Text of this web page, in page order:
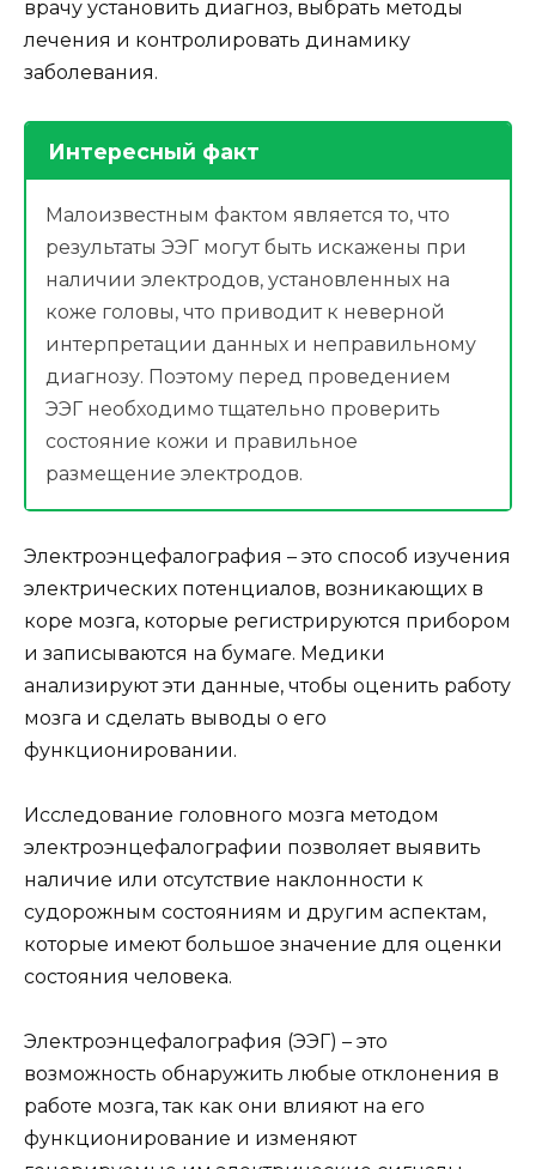
врачу установить диагноз, выбрать методы
лечения и контролировать динамику
заболевания.
Интересный факт
Малоизвестным фактом является то, что
результаты ЭЭГ могут быть искажены при
наличии электродов, установленных на
коже головы, что приводит к неверной
интерпретации данных и неправильному
диагнозу. Поэтому перед проведением
ЭЭГ необходимо тщательно проверить
состояние кожи и правильное
размещение электродов.
Электроэнцефалография – это способ изучения
электрических потенциалов, возникающих в
коре мозга, которые регистрируются прибором
и записываются на бумаге. Медики
анализируют эти данные, чтобы оценить работу
мозга и сделать выводы о его
функционировании.
Исследование головного мозга методом
электроэнцефалографии позволяет выявить
наличие или отсутствие наклонности к
судорожным состояниям и другим аспектам,
которые имеют большое значение для оценки
состояния человека.
Электроэнцефалография (ЭЭГ) – это
возможность обнаружить любые отклонения в
работе мозга, так как они влияют на его
функционирование и изменяют